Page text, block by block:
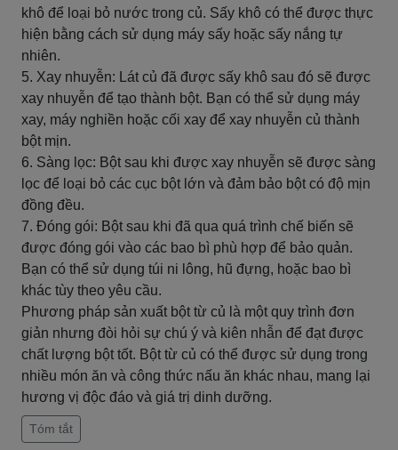
khô để loại bỏ nước trong củ. Sấy khô có thể được thực
hiện bằng cách sử dụng máy sấy hoặc sấy nắng tự
nhiên.
5. Xay nhuyễn: Lát củ đã được sấy khô sau đó sẽ được
xay nhuyễn để tạo thành bột. Bạn có thể sử dụng máy
xay, máy nghiền hoặc cối xay để xay nhuyễn củ thành
bột mịn.
6. Sàng lọc: Bột sau khi được xay nhuyễn sẽ được sàng
lọc để loại bỏ các cục bột lớn và đảm bảo bột có độ mịn
đồng đều.
7. Đóng gói: Bột sau khi đã qua quá trình chế biến sẽ
được đóng gói vào các bao bì phù hợp để bảo quản.
Bạn có thể sử dụng túi ni lông, hũ đựng, hoặc bao bì
khác tùy theo yêu cầu.
Phương pháp sản xuất bột từ củ là một quy trình đơn
giản nhưng đòi hỏi sự chú ý và kiên nhẫn để đạt được
chất lượng bột tốt. Bột từ củ có thể được sử dụng trong
nhiều món ăn và công thức nấu ăn khác nhau, mang lại
hương vị độc đáo và giá trị dinh dưỡng.
Tóm tắt